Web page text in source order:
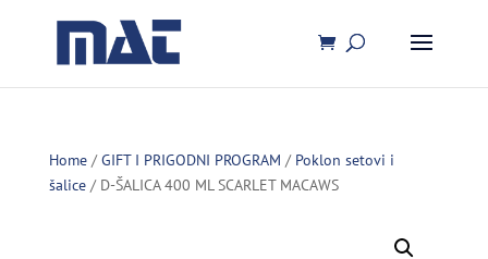
Home/GIFT I PRIGODNI PROGRAM / Poklon setovi i
šalice/ D-ŠALICA 400 ML SCARLET MACAWS